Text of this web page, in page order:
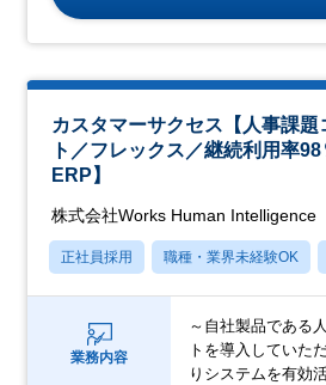
カスタマーサクセス【人事課
ト／フレックス／継続利用率
ERP】
株式会社Works Human Intelligence
正社員採用 職種・業界未経験OK
業務内容
～自社製品である
トを導入していた
りシステムを有効